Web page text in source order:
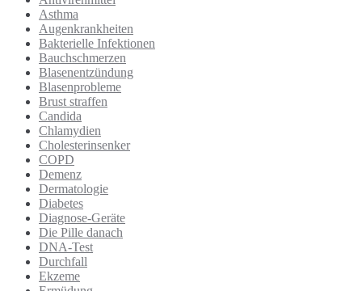
Asthma
Augenkrankheiten
Bakterielle Infektionen
Bauchschmerzen
Blasenentzündung
Blasenprobleme
Brust straffen
Candida
Chlamydien
Cholesterinsenker
COPD
Demenz
Dermatologie
Diabetes
Diagnose-Geräte
Die Pille danach
DNA-Test
Durchfall
Ekzeme